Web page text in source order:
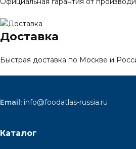
Доставка
Быстрая доставка по Москве и
Email: info@foodatlas-russia.ru
Каталог